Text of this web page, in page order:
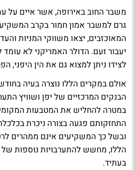
משבר החוב באירופה, אשר איים על
גרם למשבר אמון חמור בקרב
המאוכזבים, יצאו משווקי המניות
יעבור זעם. הדולר האמריקני לא
לצידו ניתן למצוא גם את הין היפני,
אולם במקרים הללו נוצרה בעיה
הבנקים המרכזיים של יפן ושוויץ
במטרה להחליש את המטבעות
התחזקותם פגעה בצורה ניכרת
ובשל כך המשקיעים אינם ממהרים
הללו, מחשש להתערבויות נוספות של
בעתיד.